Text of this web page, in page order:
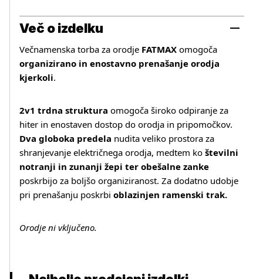
Več o izdelku
Več o izdelku
Večnamenska torba za orodje FATMAX omogoča
organizirano in enostavno prenašanje orodja
kjerkoli.
2v1 trdna struktura omogoča široko odpiranje za
hiter in enostaven dostop do orodja in pripomočkov.
Dva globoka predela nudita veliko prostora za
shranjevanje električnega orodja, medtem ko številni
notranji in zunanji žepi ter obešalne zanke
poskrbijo za boljšo organiziranost. Za dodatno udobje
pri prenašanju poskrbi oblazinjen ramenski trak.
Orodje ni vključeno.